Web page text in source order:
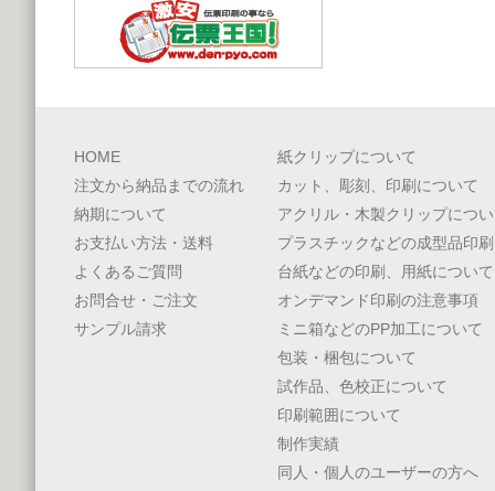
HOME
注文から納品までの流れ
納期について
お支払い方法・送料
よくあるご質問
お問合せ・ご注文
サンプル請求
紙クリップについて
カット、彫刻、印刷について
アクリル・木製クリップにつ
プラスチックなどの成型品印
台紙などの印刷、用紙について
オンデマンド印刷の注意事項
ミニ箱などのPP加工について
包装・梱包について
試作品、色校正について
印刷範囲について
制作実績
同人・個人のユーザーの方へ